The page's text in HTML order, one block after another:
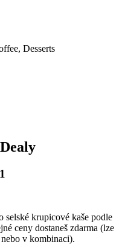
Desserts
selské krupicové kaše podle
ceny dostaneš zdarma (lze
v kombinaci).